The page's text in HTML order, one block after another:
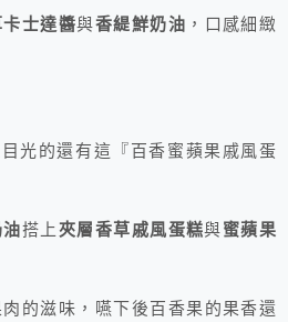
卡士達醬與香緹鮮奶油 ，口感細緻
光的還有這『百香蜜蘋果戚風蛋
搭上夾層香草戚風蛋糕與蜜蘋果
的滋味，嚥下後百香果的果香還